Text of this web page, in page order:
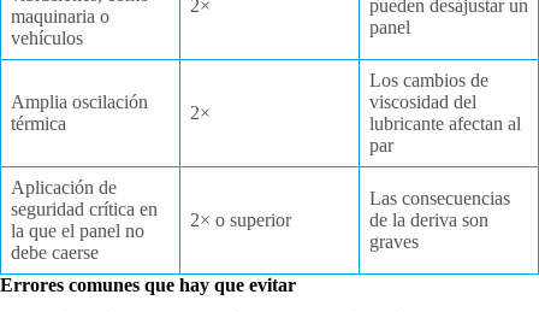
maquinaria o
vehículos
2×
pueden desajustar un
panel
Amplia oscilación
térmica
2×
Los cambios de
viscosidad del
lubricante afectan al
par
Aplicación de
seguridad crítica en
la que el panel no
debe caerse
2× o superior
Las consecuencias
de la deriva son
graves
Errores comunes que hay que evitar